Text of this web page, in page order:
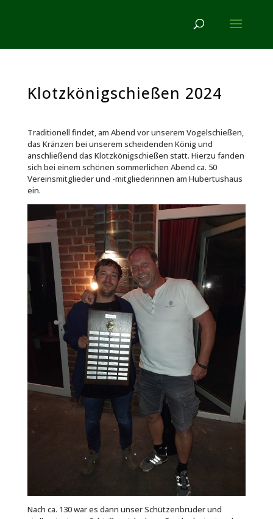
Klotzkönigschießen 2024
Traditionell findet, am Abend vor unserem Vogelschießen,
das Kränzen bei unserem scheidenden König und
anschließend das Klotzkönigschießen statt. Hierzu fanden
sich bei einem schönen sommerlichen Abend ca. 50
Vereinsmitglieder und -mitgliederinnen am Hubertushaus
ein.
Nach ca. 130 war es dann unser Schützenbruder und